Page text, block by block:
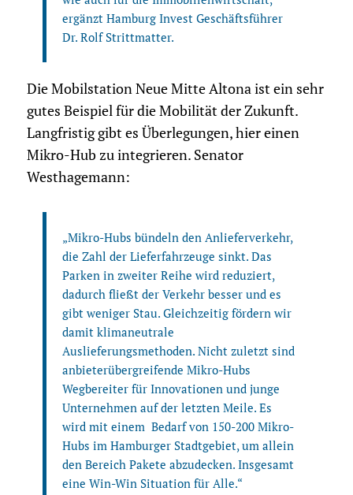
ergänzt Hamburg Invest Geschäftsführer
Dr. Rolf Strittmatter.
Die Mobilstation Neue Mitte Altona ist ein sehr
gutes Beispiel für die Mobilität der Zukunft.
Langfristig gibt es Überlegungen, hier einen
Mikro-Hub zu integrieren. Senator
Westhagemann:
„Mikro-Hubs bündeln den Anlieferverkehr,
die Zahl der Lieferfahrzeuge sinkt. Das
Parken in zweiter Reihe wird reduziert,
dadurch fließt der Verkehr besser und es
gibt weniger Stau. Gleichzeitig fördern wir
damit klimaneutrale
Auslieferungsmethoden. Nicht zuletzt sind
anbieterübergreifende Mikro-Hubs
Wegbereiter für Innovationen und junge
Unternehmen auf der letzten Meile. Es
wird mit einem Bedarf von 150-200 Mikro-
Hubs im Hamburger Stadtgebiet, um allein
den Bereich Pakete abzudecken. Insgesamt
eine Win-Win Situation für Alle.“